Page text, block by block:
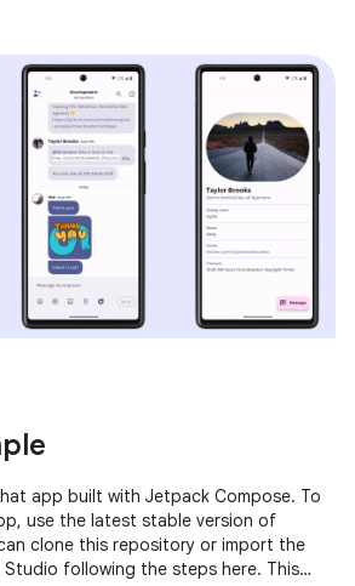
app built with Jetpack Compose. To
use the latest stable version of
clone this repository or import the
following the steps here. This